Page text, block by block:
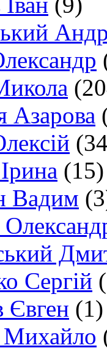
Азарова
(15)
Вадим
Сергій
Євген (1)